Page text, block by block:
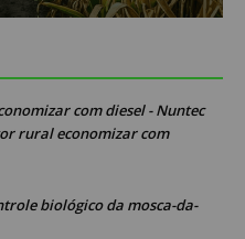
com diesel - Nuntec
rural economizar com
biológico da mosca-da-